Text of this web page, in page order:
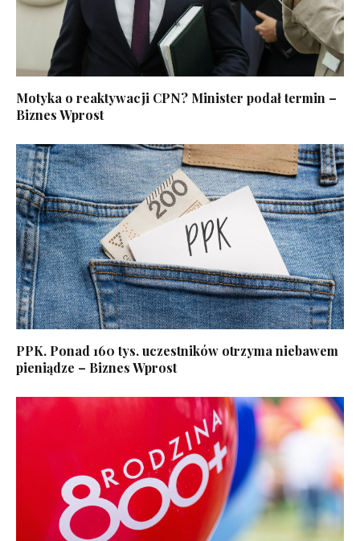
Motyka o reaktywacji CPN? Minister podał termin –
Biznes Wprost
PPK. Ponad 160 tys. uczestników otrzyma niebawem
pieniądze – Biznes Wprost